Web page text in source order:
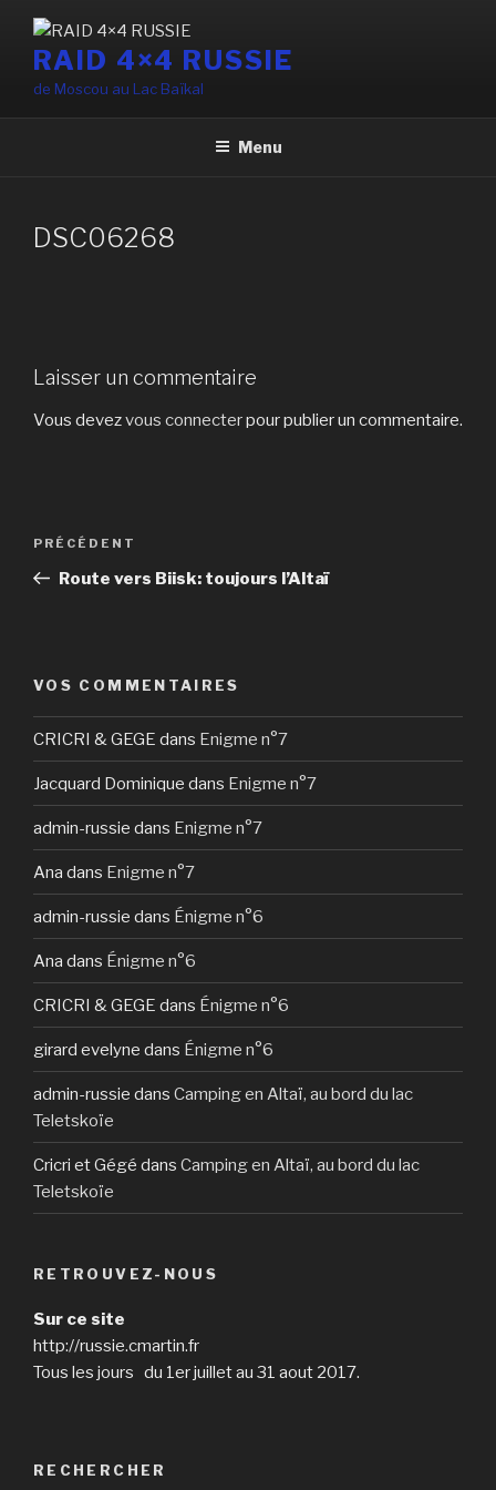
contenu
principal
RAID 4×4 RUSSIE
de Moscou au Lac Baïkal
Menu
DSC06268
Laisser un commentaire
Vous devezvous connecterpour publier un commentaire.
Navigation
l’article
Article
précédent
PRÉCÉDENT
Route vers Biisk: toujours l’Altaï
VOS COMMENTAIRES
CRICRI & GEGE dans Enigme n°7
Jacquard Dominique dans Enigme n°7
admin-russie dans Enigme n°7
Ana dans Enigme n°7
admin-russie dans Énigme n°6
Ana dans Énigme n°6
CRICRI & GEGE dans Énigme n°6
girard evelyne dans Énigme n°6
admin-russie dans Camping en Altaï, au bord du lac
Teletskoïe
Cricri et Gégé dans Camping en Altaï, au bord du lac
Teletskoïe
RETROUVEZ-NOUS
Sur ce site
http://russie.cmartin.fr
Tous les jours du 1er juillet au 31 aout 2017.
RECHERCHER